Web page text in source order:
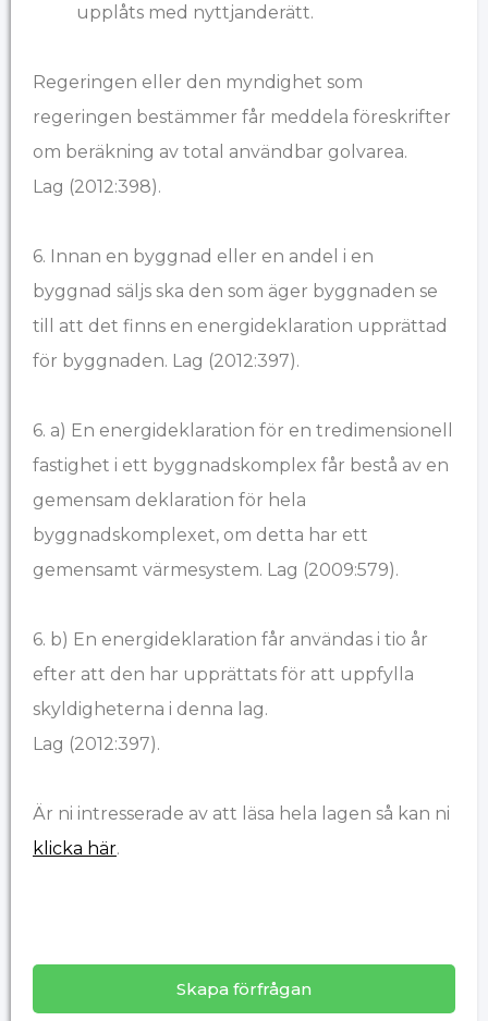
upplåts med nyttjanderätt.
Regeringen eller den myndighet som
regeringen bestämmer får meddela föreskrifter
om beräkning av total användbar golvarea.
Lag (2012:398).
6. Innan en byggnad eller en andel i en
byggnad säljs ska den som äger byggnaden se
till att det finns en energideklaration upprättad
för byggnaden. Lag (2012:397).
6. a) En energideklaration för en tredimensionell
fastighet i ett byggnadskomplex får bestå av en
gemensam deklaration för hela
byggnadskomplexet, om detta har ett
gemensamt värmesystem. Lag (2009:579).
6. b) En energideklaration får användas i tio år
efter att den har upprättats för att uppfylla
skyldigheterna i denna lag.
Lag (2012:397).
Är ni intresserade av att läsa hela lagen så kan ni
klicka här.
Skapa förfrågan